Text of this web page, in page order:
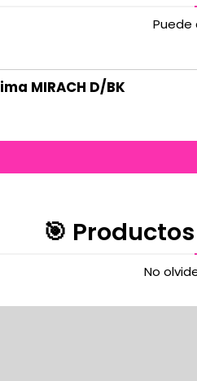
Puede
MIRACH D/BK
🎯
No